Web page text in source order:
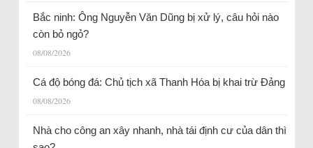
Bắc ninh: Ông Nguyễn Văn Dũng bị xử lý, câu hỏi nào
còn bỏ ngỏ?
08/08/2026
Cá độ bóng đá: Chủ tịch xã Thanh Hóa bị khai trừ Đảng
08/08/2026
Nhà cho công an xây nhanh, nhà tái định cư của dân thì